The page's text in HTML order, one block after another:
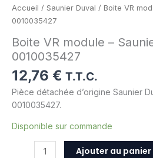
Accueil / Saunier Duval / Boite VR
0010035427
Boite VR module –
0010035427
12,76 € T.T.C.
Pièce détachée d’origine Saunier
0010035427.
Disponible sur commande
Ajouter au panier